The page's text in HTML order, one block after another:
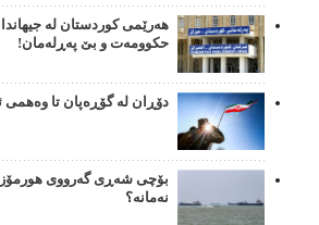
حکوومەت و بێ پەڕلەمان!
دۆڕان لە گۆڕەپان تا وەهمی
بۆچی شەڕی گەرووی
نەمانە؟